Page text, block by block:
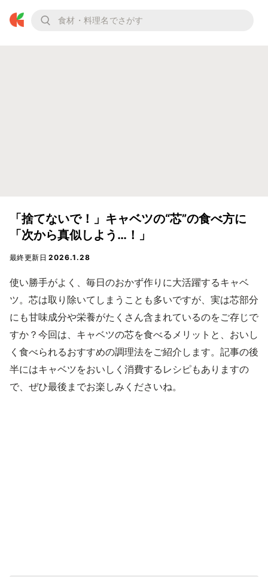
「捨てないで！」キャベツの“芯”の食べ方に
「次から真似しよう…！」
最終更新日2026.1.28
使い勝手がよく、毎日のおかず作りに大活躍するキャベ
ツ。芯は取り除いてしまうことも多いですが、実は芯部分
にも甘味成分や栄養がたくさん含まれているのをご存じで
すか？今回は、キャベツの芯を食べるメリットと、おいし
く食べられるおすすめの調理法をご紹介します。記事の後
半にはキャベツをおいしく消費するレシピもありますの
で、ぜひ最後までお楽しみくださいね。